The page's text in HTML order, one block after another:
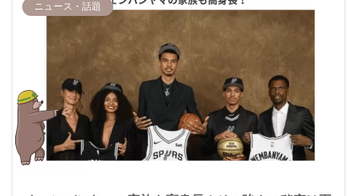
ニュース・話題